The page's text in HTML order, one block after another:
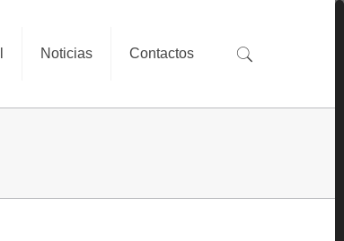
Noticias Contactos